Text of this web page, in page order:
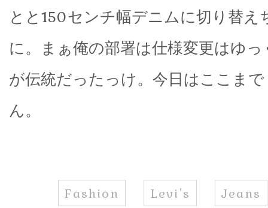
とと150センチ幅デニムに切り替え
に。まぁ俺の部署は仕様変更はゆ
が伝統だったっけ。今日はここま
ん。
Fashion Levi's Jeans